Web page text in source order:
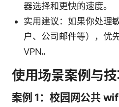
器选择和更快的速度。
实用建议：如果你处理
户、公司邮件等），优
VPN。
使用场景案例与
案例 1：校园网公共